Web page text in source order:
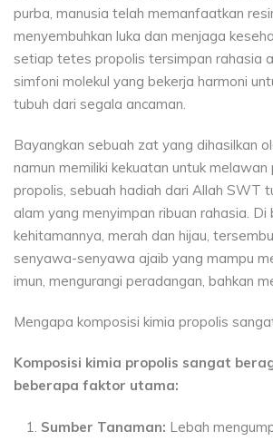
purba, manusia telah memanfaatkan
menyembuhkan luka dan menjaga
setiap tetes propolis tersimpan rahasia
simfoni molekul yang bekerja harmoni
tubuh dari segala ancaman.
Bayangkan sebuah zat yang dihasilkan
namun memiliki kekuatan untuk
propolis, sebuah hadiah dari Allah SWT
alam yang menyimpan ribuan rahasia.
kehitamannya, merah dan hijau,
senyawa-senyawa ajaib yang mampu
imun, mengurangi peradangan, bahkan
Mengapa komposisi kimia propolis
Komposisi kimia propolis sangat
beberapa faktor utama:
Sumber Tanaman: Lebah